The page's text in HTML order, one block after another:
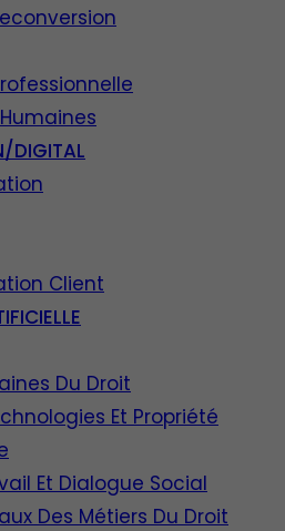
DIGITAL
Client
Du Droit
Et Propriété
Et Dialogue Social
Des Métiers Du Droit